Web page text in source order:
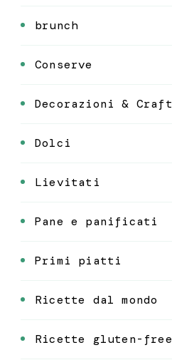
brunch
Conserve
Decorazioni & Craft
Dolci
Lievitati
Pane e panificati
Primi piatti
Ricette dal mondo
Ricette gluten-free